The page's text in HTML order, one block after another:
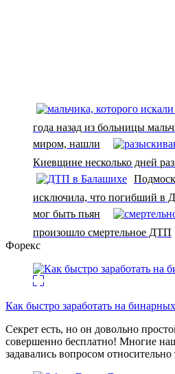
года назад из больницы
миром, нашли
Киевщине несколько дней
исключила, что погибший в
мог быть пьян
произошло смертельное ДТП
Форекс
Как быстро заработать на
Секрет есть, но он довольно
совершенно бесплатно! Многие
задавались вопросом